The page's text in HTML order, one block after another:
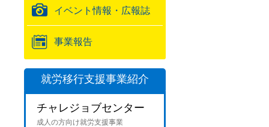
イベント情報・広報誌
事業報告
就労移行支援事業紹介
チャレジョブセンター
成人の方向け就労支援事業